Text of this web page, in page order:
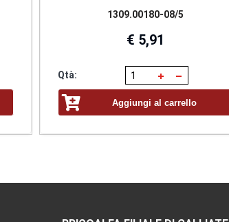
1309.00180-08/5
€ 5,91
Qtà:
Aggiungi al carrello